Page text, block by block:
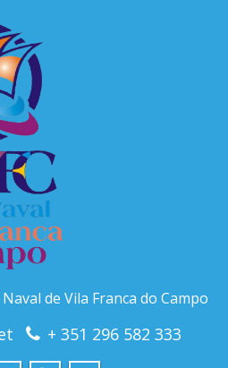
de Vila Franca do Campo
+ 351 296 582 333